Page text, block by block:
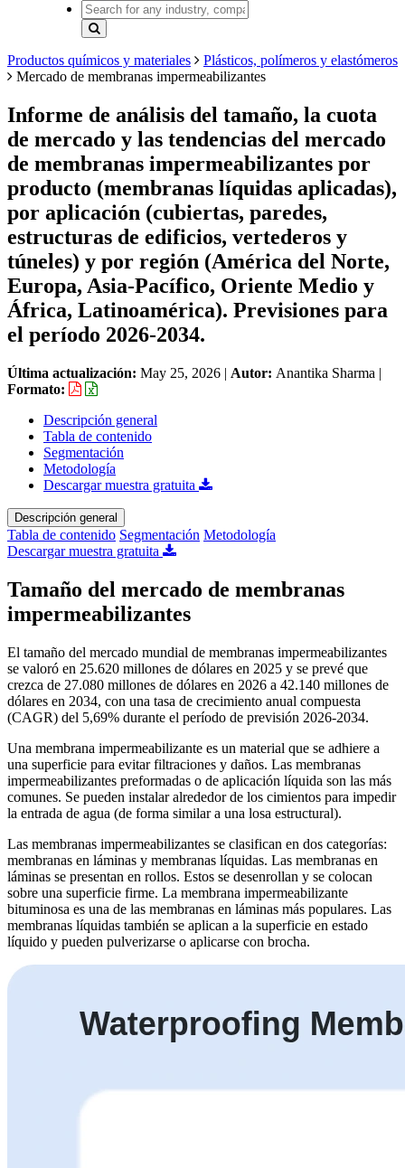
Productos químicos y materiales
Plásticos, polímeros y elastómeros
Mercado de membranas impermeabilizantes
Informe de análisis del tamaño, la cuota
de mercado y las tendencias del mercado
de membranas impermeabilizantes por
producto (membranas líquidas aplicadas),
por aplicación (cubiertas, paredes,
estructuras de edificios, vertederos y
túneles) y por región (América del Norte,
Europa, Asia-Pacífico, Oriente Medio y
África, Latinoamérica). Previsiones para
el período 2026-2034.
Última actualización: May 25, 2026 | Autor: Anantika Sharma |
Formato:
Descripción general
Tabla de contenido
Segmentación
Metodología
Descargar muestra gratuita
Descripción general
Tabla de contenido Segmentación Metodología
Descargar muestra gratuita
Tamaño del mercado de membranas
impermeabilizantes
El tamaño del mercado mundial de membranas impermeabilizantes
se valoró en 25.620 millones de dólares en 2025 y se prevé que
crezca de 27.080 millones de dólares en 2026 a 42.140 millones de
dólares en 2034, con una tasa de crecimiento anual compuesta
(CAGR) del 5,69% durante el período de previsión 2026-2034.
Una membrana impermeabilizante es un material que se adhiere a
una superficie para evitar filtraciones y daños. Las membranas
impermeabilizantes preformadas o de aplicación líquida son las más
comunes. Se pueden instalar alrededor de los cimientos para impedir
la entrada de agua (de forma similar a una losa estructural).
Las membranas impermeabilizantes se clasifican en dos categorías:
membranas en láminas y membranas líquidas. Las membranas en
láminas se presentan en rollos. Estos se desenrollan y se colocan
sobre una superficie firme. La membrana impermeabilizante
bituminosa es una de las membranas en láminas más populares. Las
membranas líquidas también se aplican a la superficie en estado
líquido y pueden pulverizarse o aplicarse con brocha.